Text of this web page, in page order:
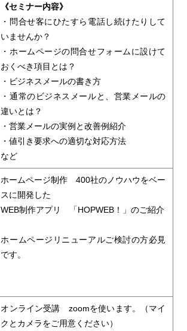
《セミナー内容》
・問合せ客にひたすら電話し続けたりして
いませんか？
・ホームページの問合せフォームに設けて
おくべき項目とは？
・ビジネスメールの書き方
・通常のビジネスメールと、営業メールの
違いとは？
・営業メールの実例と改善例紹介
・値引き要求への適切な対応方法
など
ホームページ制作 400社のノウハウをベー
スに開発した
WEB制作アプリ 「HOPWEB！」のご紹介
ホームページリニューアルご検討の方必見
です。
オンライン受講 zoomを使います。（マイ
クとカメラをご用意ください）